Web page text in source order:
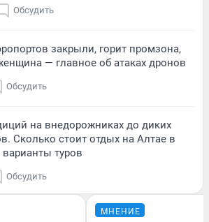
Обсудить
закрыли, горит промзона,
— главное об атаках дронов
Обсудить
на внедорожниках до диких
Сколько стоит отдых на Алтае в
варианты туров
Обсудить
МНЕНИЕ